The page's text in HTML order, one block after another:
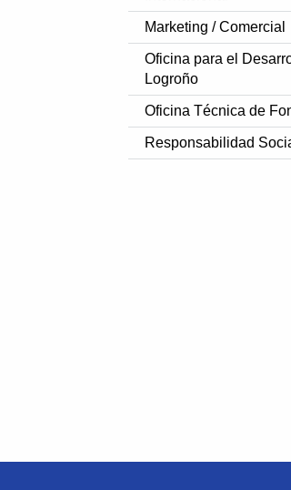
Marketing / Comercial
Oficina para el
Logroño
Oficina Técnica de
Responsabilidad